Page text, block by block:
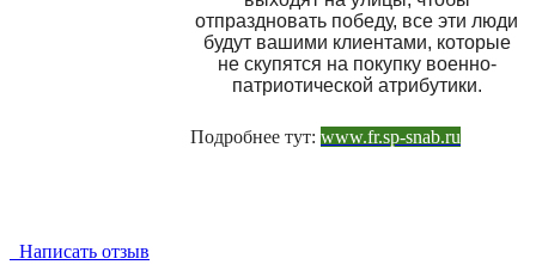
отпраздновать победу, все эти люди
будут вашими клиентами, которые
не скупятся на покупку военно-
патриотической атрибутики.
Подробнее тут: www.fr.sp-snab.ru
Написать отзыв